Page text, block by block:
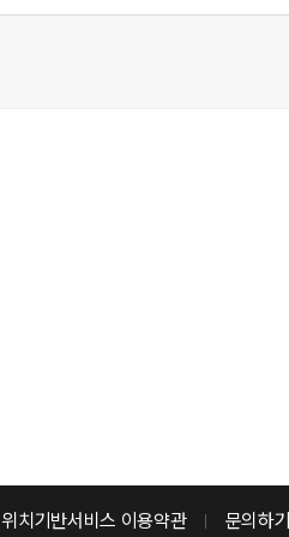
위치기반서비스 이용약관 문의하